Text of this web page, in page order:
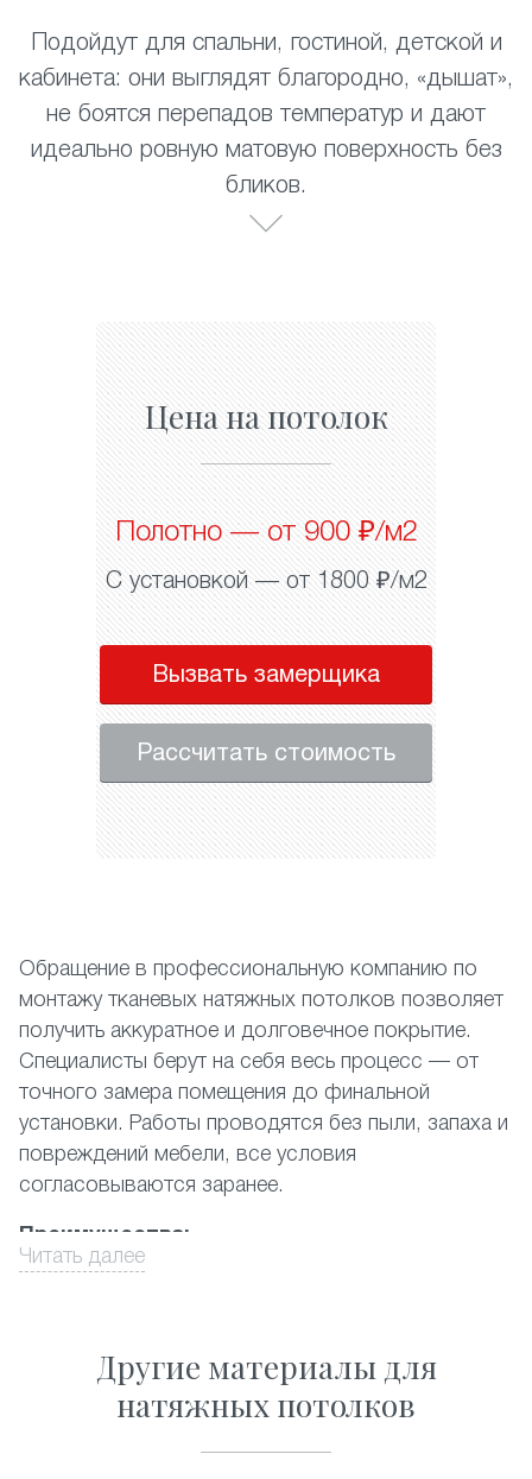
Подойдут для спальни, гостиной, детской и
кабинета: они выглядят благородно, «дышат»,
не боятся перепадов температур и дают
идеально ровную матовую поверхность без
бликов.
Цена на потолок
Полотно — от 900 ₽/м2
С установкой — от 1800 ₽/м2
Вызвать замерщика
Рассчитать стоимость
Обращение в профессиональную компанию по
монтажу тканевых натяжных потолков позволяет
получить аккуратное и долговечное покрытие.
Специалисты берут на себя весь процесс — от
точного замера помещения до финальной
установки. Работы проводятся без пыли, запаха и
повреждений мебели, все условия
согласовываются заранее.
Преимущества:
установка без демонтажа отделки или мебели;
контроль качества материала/крепежа на
Читать далее
Другие материалы для
натяжных потолков